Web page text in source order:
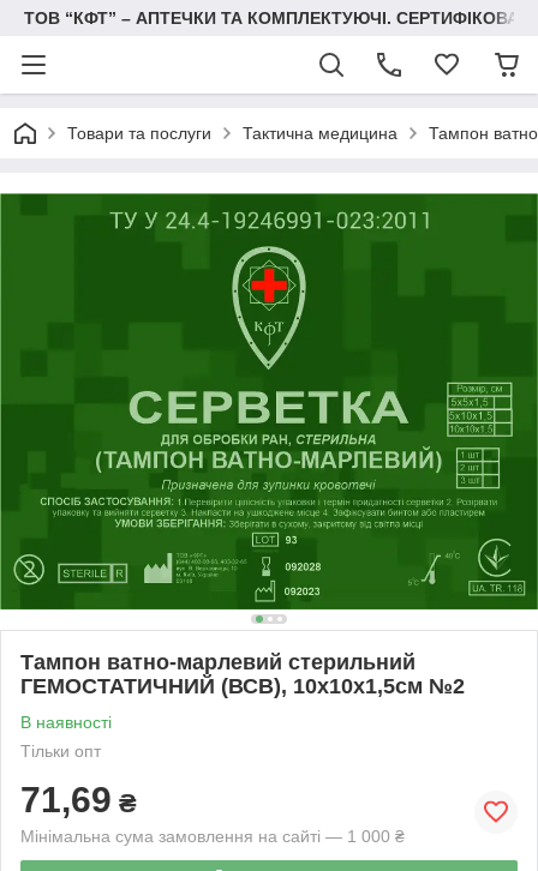
ТОВ “КФТ” – АПТЕЧКИ ТА КОМПЛЕКТУЮЧІ.
Товари та послуги Тактична медицина Тампон
Тампон ватно-марлевий стерильний
ГЕМОСТАТИЧНИЙ (ВСВ), 10х10х1,5см №2
В наявності
Тільки опт
71,69 ₴
Мінімальна сума замовлення на сайті — 1 000 ₴